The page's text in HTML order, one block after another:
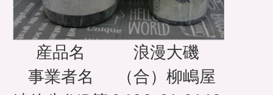
産品名
浪漫大磯
事業者名
（合）柳嶋屋